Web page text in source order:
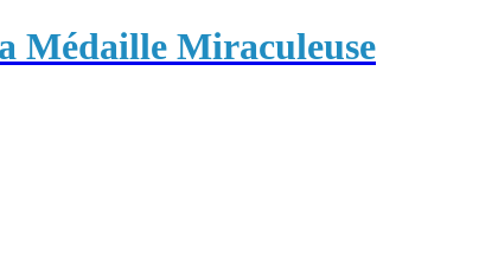
Médaille Miraculeuse